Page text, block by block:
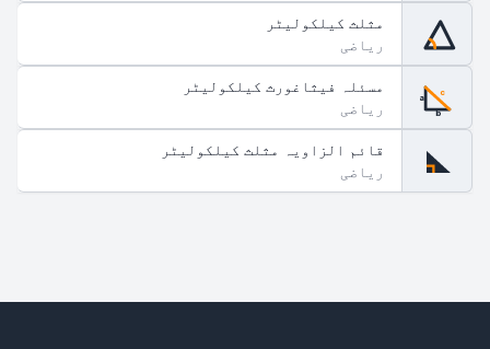
مثلث کیلکولیٹر
ریاضی
a
b
c
مسئلہ فیثاغورث کیلکولیٹر
ریاضی
قائم الزاویہ مثلث کیلکولیٹر
ریاضی